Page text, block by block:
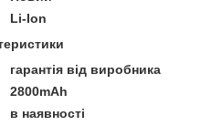
Li-Ion
гарантія від виробника
2800mAh
в наявності